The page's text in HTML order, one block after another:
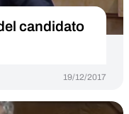
candidato
19/12/2017